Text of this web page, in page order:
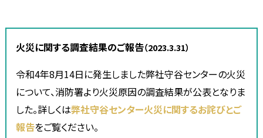
火災に関する調査結果のご報告（2023.3.31）
令和4年8月14日に発生しました弊社守谷センターの火災
について、消防署より火災原因の調査結果が公表となりま
した。詳しくは弊社守谷センター火災に関するお詫びとご
報告をご覧ください。